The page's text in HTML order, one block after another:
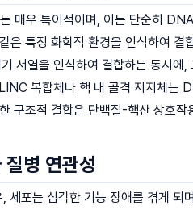
매우 특이적이며, 이는 단순히
은 특정 화학적 환경을 인식하여
서열을 인식하여 결합하는 동시
복합체나 핵 내 골격 지지체는
구조적 결합은 단백질-핵산 상호작
병 연관성
세포는 심각한 기능 장애를 겪게